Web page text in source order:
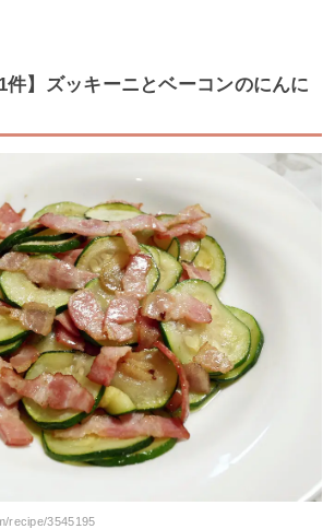
件】ズッキーニとベーコンのにんに
recipe/3545195